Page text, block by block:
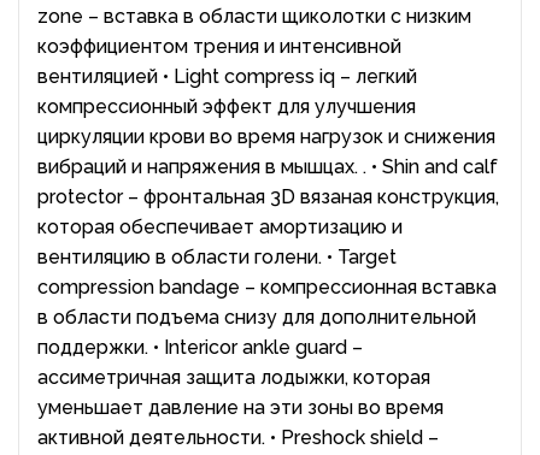
zone – вставка в области щиколотки с низким
коэффициентом трения и интенсивной
вентиляцией • Light compress iq – легкий
компрессионный эффект для улучшения
циркуляции крови во время нагрузок и снижения
вибраций и напряжения в мышцах. . • Shin and calf
protector – фронтальная 3D вязаная конструкция,
которая обеспечивает амортизацию и
вентиляцию в области голени. • Target
compression bandage – компрессионная вставка
в области подъема снизу для дополнительной
поддержки. • Intericor ankle guard –
ассиметричная защита лодыжки, которая
уменьшает давление на эти зоны во время
активной деятельности. • Preshock shield –